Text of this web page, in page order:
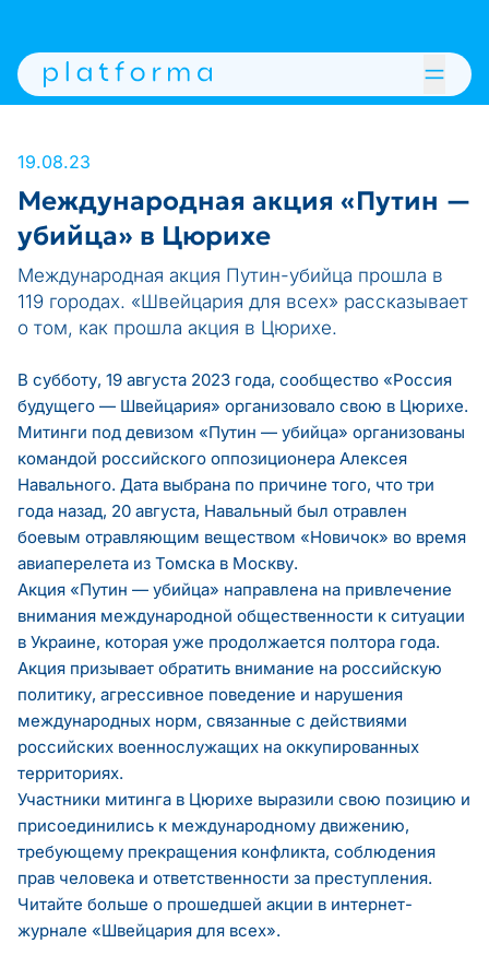
19.08.23
Международная акция «Путин —
убийца» в Цюрихе
Международная акция Путин-убийца прошла в
119 городах. «Швейцария для всех» рассказывает
о том, как прошла акция в Цюрихе.
В субботу, 19 августа 2023 года, сообщество «Россия
будущего — Швейцария» организовало свою в Цюрихе.
Митинги под девизом «Путин — убийца» организованы
командой российского оппозиционера Алексея
Навального. Дата выбрана по причине того, что три
года назад, 20 августа, Навальный был отравлен
боевым отравляющим веществом «Новичок» во время
авиаперелета из Томска в Москву.
Акция «Путин — убийца» направлена на привлечение
внимания международной общественности к ситуации
в Украине, которая уже продолжается полтора года.
Акция призывает обратить внимание на российскую
политику, агрессивное поведение и нарушения
международных норм, связанные с действиями
российских военнослужащих на оккупированных
территориях.
Участники митинга в Цюрихе выразили свою позицию и
присоединились к международному движению,
требующему прекращения конфликта, соблюдения
прав человека и ответственности за преступления.
Читайте больше о прошедшей акции в интернет-
журнале «Швейцария для всех».